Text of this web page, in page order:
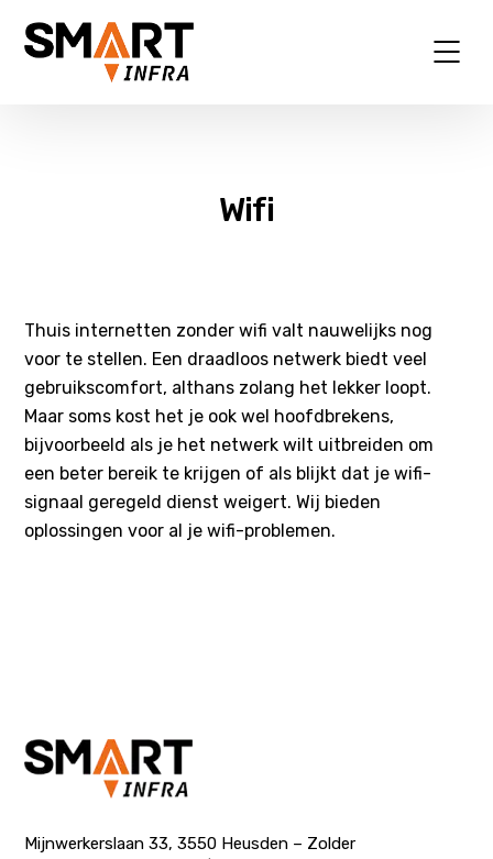
Wifi
Thuis internetten zonder wifi valt nauwelijks nog
voor te stellen. Een draadloos netwerk biedt veel
gebruikscomfort, althans zolang het lekker loopt.
Maar soms kost het je ook wel hoofdbrekens,
bijvoorbeeld als je het netwerk wilt uitbreiden om
een beter bereik te krijgen of als blijkt dat je wifi-
signaal geregeld dienst weigert. Wij bieden
oplossingen voor al je wifi-problemen.
Mijnwerkerslaan 33, 3550 Heusden – Zolder